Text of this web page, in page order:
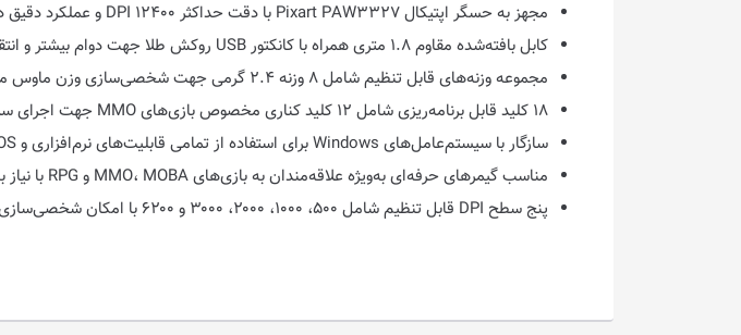
مجهز به حسگر اپتیکال Pixart PAW۳۳۲۷ با دقت حداکثر ۱۲۴۰۰ DPI و عملکرد دقیق در بازی‌های رقابتی
کابل بافته‌شده مقاوم ۱.۸ متری همراه با کانکتور USB روکش طلا جهت دوام بیشتر و انتقال پایدار اطلاعات
مجموعه وزنه‌های قابل تنظیم شامل ۸ وزنه ۲.۴ گرمی جهت شخصی‌سازی وزن ماوس متناسب با سبک بازی
۱۸ کلید قابل برنامه‌ریزی شامل ۱۲ کلید کناری مخصوص بازی‌های MMO جهت اجرای سریع دستورات و ماکروها
سازگار با سیستم‌عامل‌های Windows برای استفاده از تمامی قابلیت‌های نرم‌افزاری و Mac OS برای عملکردهای پایه
مناسب گیمرهای حرفه‌ای به‌ویژه علاقه‌مندان به بازی‌های MMO، MOBA و RPG با نیاز به کلیدهای قابل برنامه‌ریزی متعدد
پنج سطح DPI قابل تنظیم شامل ۵۰۰، ۱۰۰۰، ۲۰۰۰، ۳۰۰۰ و ۶۲۰۰ با امکان شخصی‌سازی مقدار DPI از ۱۰۰ تا ۱۲۴۰۰ از طریق نرم‌افزار